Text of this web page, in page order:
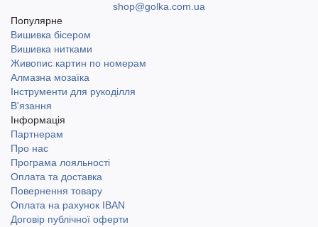
shop@golka.com.ua
Популярне
Вишивка бісером
Вишивка нитками
Живопис картин по номерам
Алмазна мозаїка
Інструменти для рукоділля
В'язання
Інформація
Партнерам
Про нас
Програма лояльності
Оплата та доставка
Повернення товару
Оплата на рахунок IBAN
Договір публічної оферти